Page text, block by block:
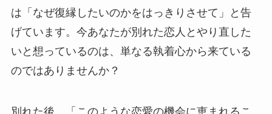
は「なぜ復縁したいのかをはっきりさせて」と告
げています。今あなたが別れた恋人とやり直した
いと想っているのは、単なる執着心から来ている
のではありませんか？
別れた後、「このような恋愛の機会に恵まれるこ